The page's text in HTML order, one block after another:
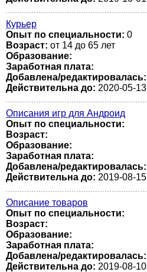
Курьер
Опыт по специальности: 0
Возраст: от 14 до 65 лет
Образование:
Заработная плата:
Добавлена/редактировалась:
Действительна до: 2020-05-13
Описания игр для Андроид
Опыт по специальности:
Возраст:
Образование:
Заработная плата:
Добавлена/редактировалась:
Действительна до: 2019-08-15
Описание товаров
Опыт по специальности:
Возраст:
Образование:
Заработная плата:
Добавлена/редактировалась:
Действительна до: 2019-08-10